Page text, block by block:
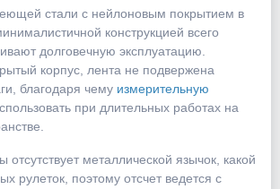
стали с нейлоновым покрытием в
конструкцией всего
долговечную эксплуатацию.
корпус, лента не подвержена
благодаря чему измерительную
при длительных работах на
отсутствует металлической язычок, какой
рулеток, поэтому отсчет ведется с